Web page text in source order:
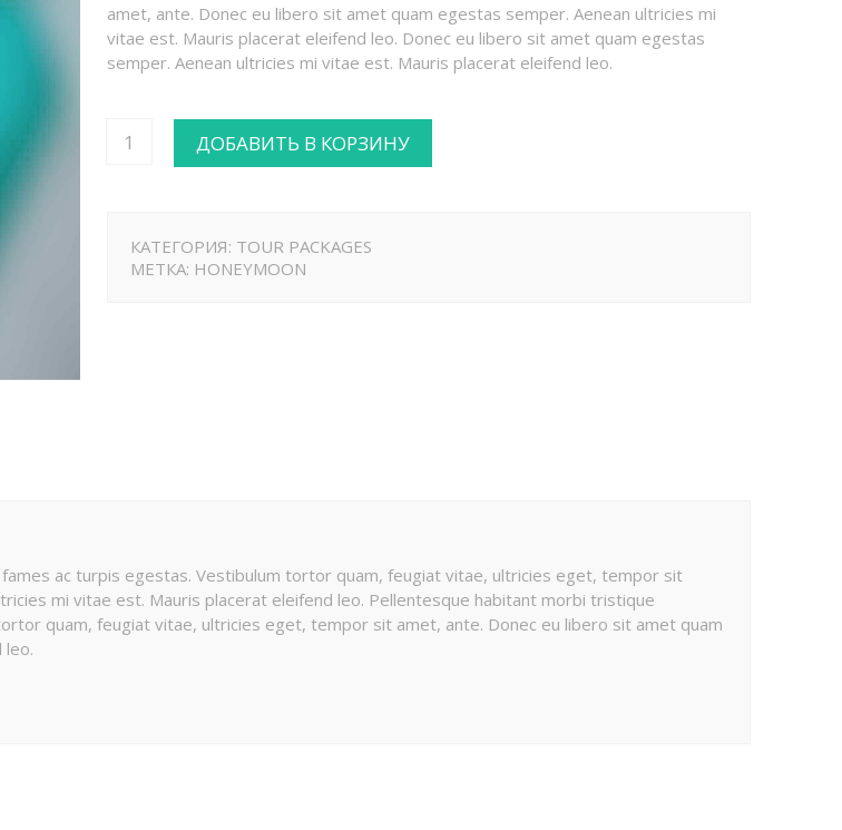
amet, ante. Donec eu libero sit amet quam egestas semper. Aenean ultricies mi
vitae est. Mauris placerat eleifend leo. Donec eu libero sit amet quam egestas
semper. Aenean ultricies mi vitae est. Mauris placerat eleifend leo.
ДОБАВИТЬ В КОРЗИНУ
КАТЕГОРИЯ: TOUR PACKAGES
МЕТКА: HONEYMOON
ac turpis egestas. Vestibulum tortor quam, feugiat vitae, ultricies eget, tempor sit
mi vitae est. Mauris placerat eleifend leo. Pellentesque habitant morbi tristique
quam, feugiat vitae, ultricies eget, tempor sit amet, ante. Donec eu libero sit amet quam
leo.